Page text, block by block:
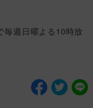
毎週日曜よる10時放